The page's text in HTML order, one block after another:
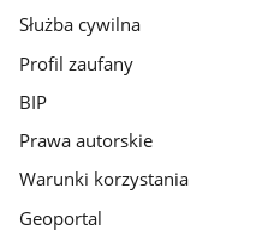
Służba cywilna
Profil zaufany
BIP
Prawa autorskie
Warunki korzystania
Geoportal